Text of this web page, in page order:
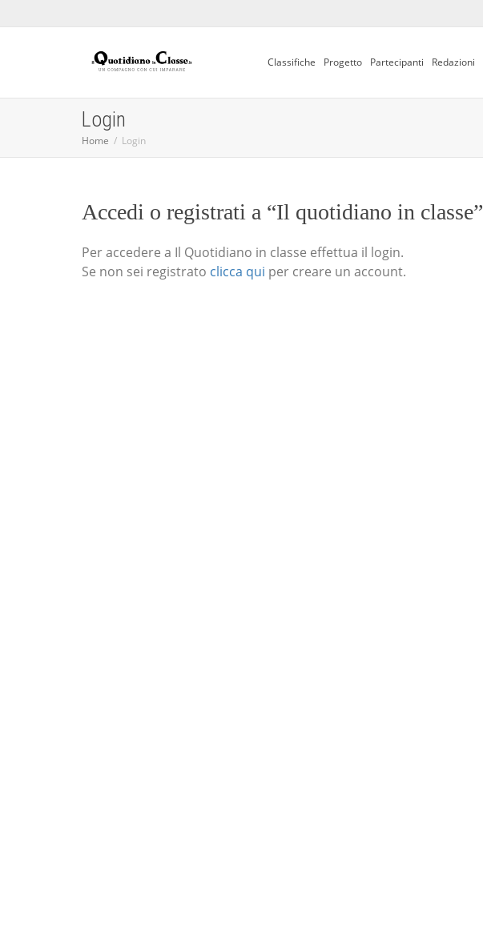
Classifiche Progetto Partecipanti Redazioni
Login
Home Login
Accedi o registrati a “Il quotidiano in classe”
Per accedere a Il Quotidiano in classe effettua il login.
Se non sei registrato clicca qui per creare un account.